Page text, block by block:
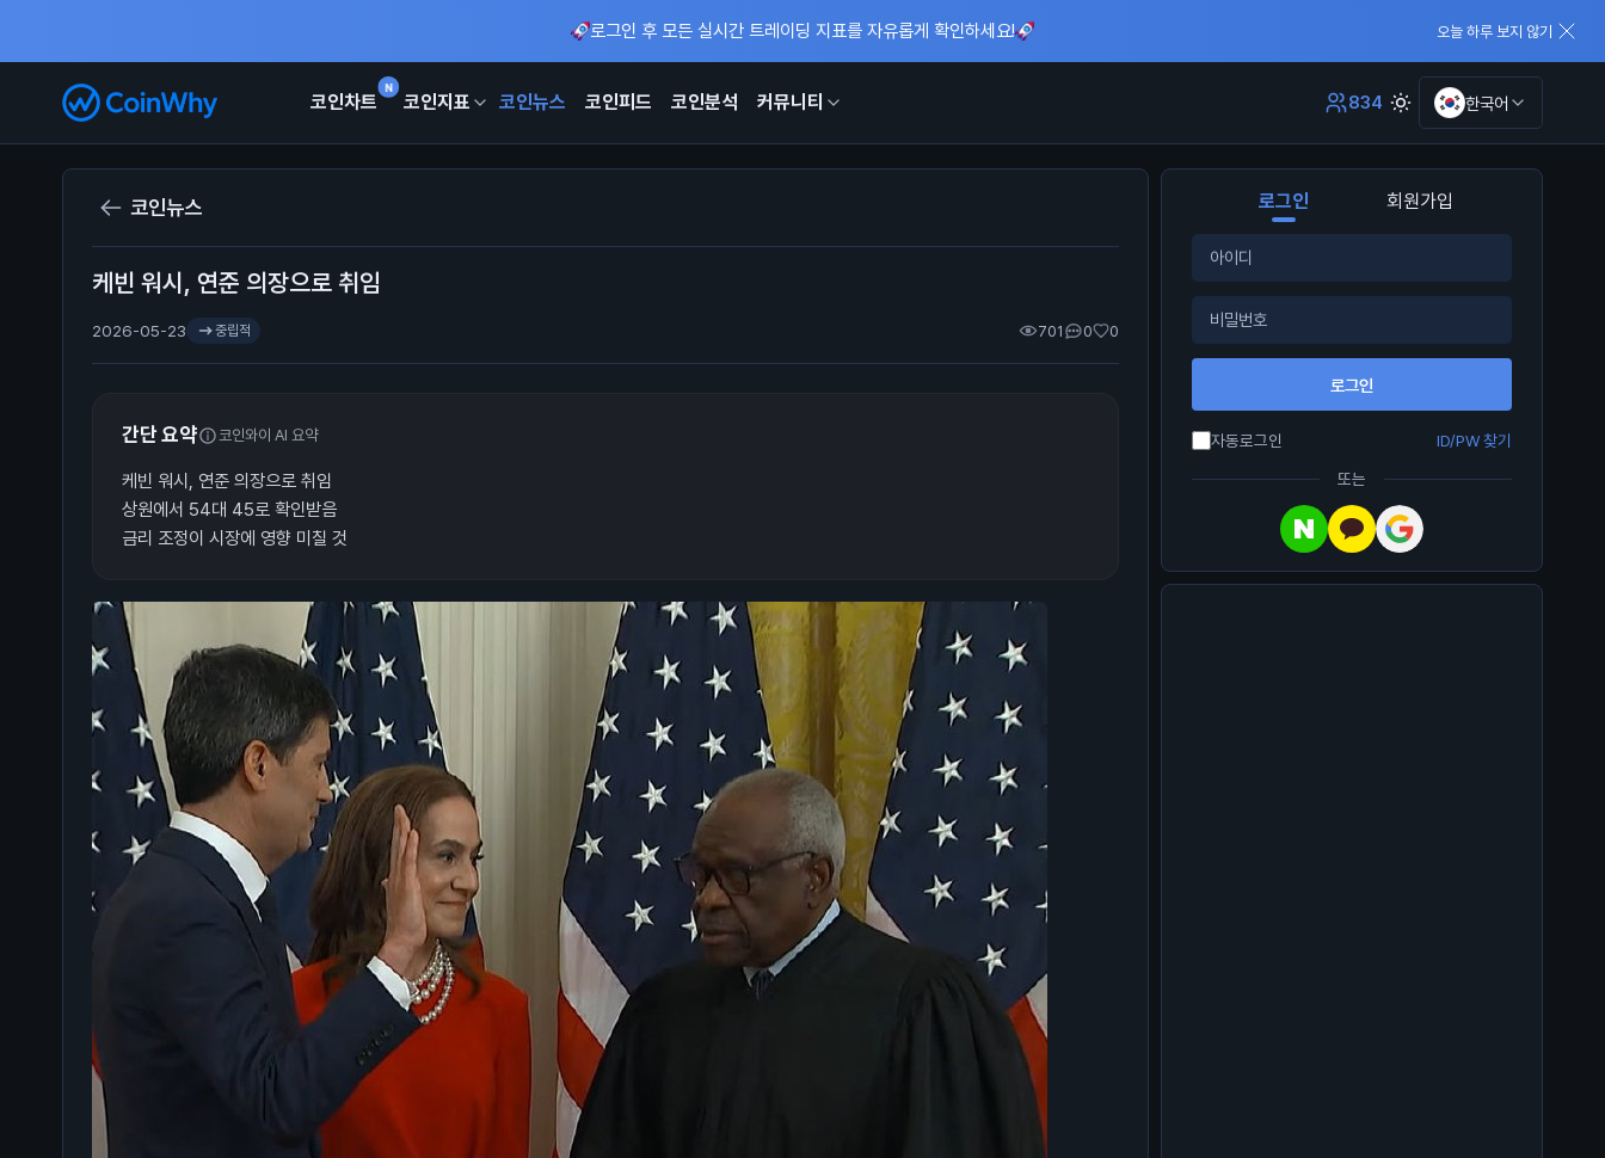
로그인 후 모든 실시간 트레이딩 지표를 자유롭게 확인하세요! 오늘 하루 보지 않기
N
코인차트 코인지표 코인뉴스 코인피드 코인분석 커뮤니티 834 한국어
코인뉴스
케빈 워시, 연준 의장으로 취임
2026-05-23 중립적 701 0 0
간단 요약 코인와이 AI 요약
케빈 워시, 연준 의장으로 취임
상원에서 54대 45로 확인받음
금리 조정이 시장에 영향 미칠 것
로그인 회원가입
로그인
자동로그인
ID/PW 찾기
또는